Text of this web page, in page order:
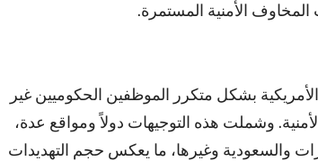
الأمنية المستمرة.
بشكل متكرر الموظفين الحكوميين غير
وشملت هذه التوجيهات دولاً ومواقع عدة،
والسعودية وغيرها، ما يعكس حجم التهديدات